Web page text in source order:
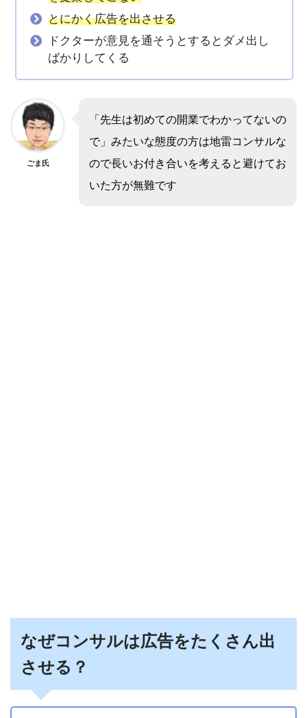
とにかく広告を出させる
ドクターが意見を通そうとするとダメ出し
ばかりしてくる
ごま氏
「先生は初めての開業でわかってないの
で」みたいな態度の方は地雷コンサルな
ので長いお付き合いを考えると避けてお
いた方が無難です
なぜコンサルは広告をたくさん出
させる？